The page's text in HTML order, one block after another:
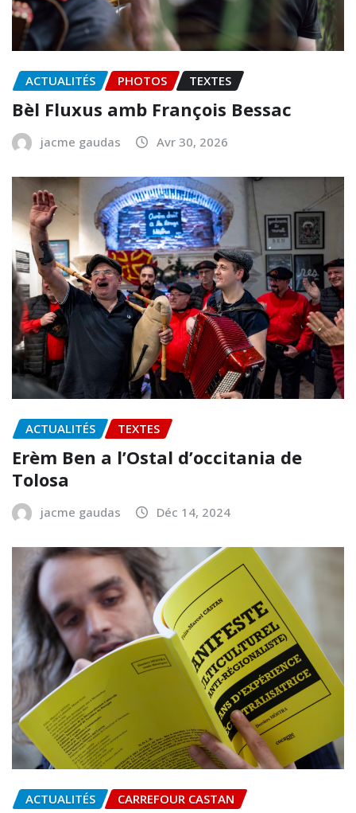
ACTUALITÉS PHOTOS TEXTES
Bèl Fluxus amb François Bessac
jacme gaudas Avr 30, 2026
ACTUALITÉS TEXTES
Erèm Ben a l’Ostal d’occitania de
Tolosa
jacme gaudas Déc 14, 2024
ACTUALITÉS CARREFOUR CASTAN